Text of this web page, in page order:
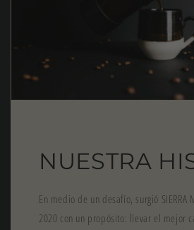
NUESTRA
En medio de un desafío, surgió SIERRA
2020 con un propósito: llevar el mejor